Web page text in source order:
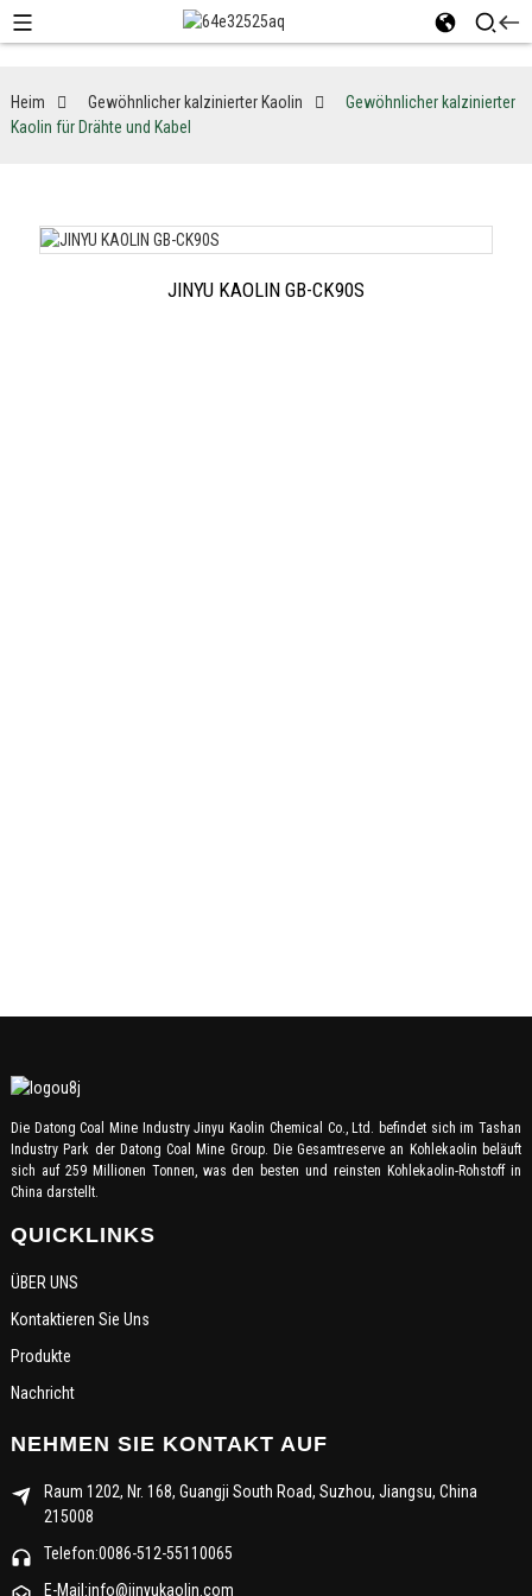
Heim Gewöhnlicher kalzinierter Kaolin
Gewöhnlicher kalzinierter
Kaolin für Drähte und Kabel
JINYU KAOLIN GB-CK90S
Die Datong Coal Mine Industry Jinyu Kaolin Chemical Co., Ltd. befindet sich im Tashan
Industry Park der Datong Coal Mine Group. Die Gesamtreserve an Kohlekaolin beläuft
sich auf 259 Millionen Tonnen, was den besten und reinsten Kohlekaolin-Rohstoff in
China darstellt.
QUICKLINKS
ÜBER UNS
Kontaktieren Sie Uns
Produkte
Nachricht
NEHMEN SIE KONTAKT AUF
Raum 1202, Nr. 168, Guangji South Road, Suzhou, Jiangsu, China
215008
Telefon:0086-512-55110065
E-Mail:info@jinyukaolin.com